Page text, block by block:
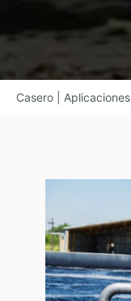
Casero Aplicaciones